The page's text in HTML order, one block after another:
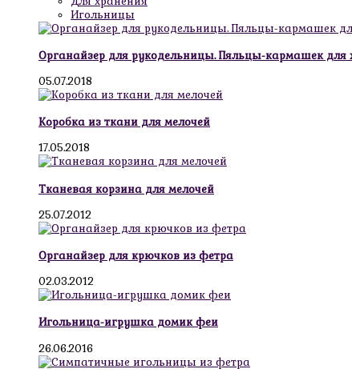
Игольницы
Органайзер для рукодельницы. Пяльцы-кармашек для
05.07.2018
Коробка из ткани для мелочей
17.05.2018
Тканевая корзина для мелочей
25.07.2012
Органайзер для крючков из фетра
02.03.2012
Игольница-игрушка домик феи
26.06.2016